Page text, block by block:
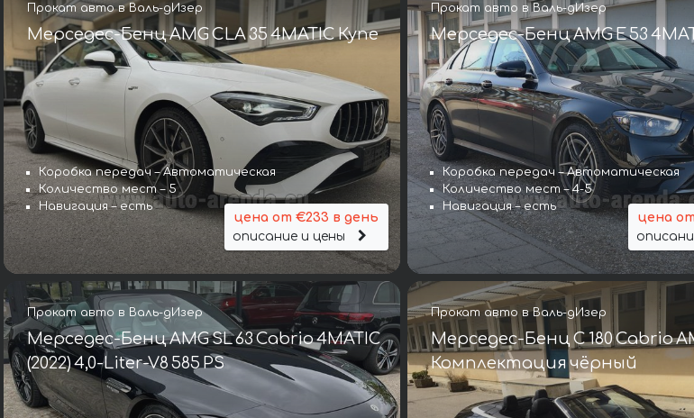
Прокат авто в Валь-дИзер
Мерседес-Бенц AMG CLA 35 4MATIC Купе
Коробка передач – Автоматическая
Количество мест – 5
Навигация – есть
цена от €233 в день
описание и цены
Прокат авто в Валь-дИзер
Мерседес-Бенц AMG E 53
Коробка передач – Автоматическая
Количество мест – 4-5
Навигация – есть
цена
Прокат авто в Валь-дИзер
Мерседес-Бенц AMG SL 63 Cabrio 4MATIC
(2022) 4,0-Liter-V8 585 PS
Прокат авто в Валь-дИзер
Мерседес-Бенц C 180 Cabrio
Комплектация чёрный